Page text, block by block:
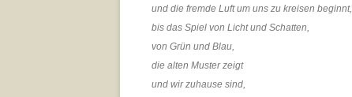
und die fremde Luft um uns zu kreisen beginnt,
bis das Spiel von Licht und Schatten,
von Grün und Blau,
die alten Muster zeigt
und wir zuhause sind,